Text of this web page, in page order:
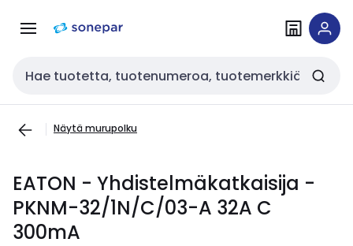
navigointiinsisältöön
Haku
Näytä murupolku
EATON - Yhdistelmäkatkaisija -
PKNM-32/1N/C/03-A 32A C
300mA